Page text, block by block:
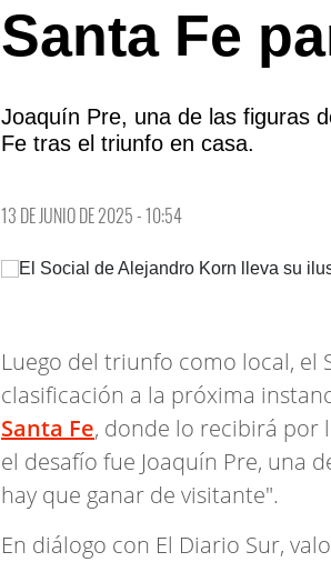
Santa Fe
Joaquín Pre, una de las figuras
Fe tras el triunfo en casa.
13 DE JUNIO DE 2025 - 10:54
Luego del triunfo como local, el
clasificación a la próxima
Santa Fe, donde lo recibirá por
el desafío fue Joaquín Pre, una
hay que ganar de visitante".
En diálogo con El Diario Sur,